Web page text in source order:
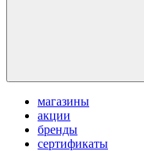
магазины
акции
бренды
сертификаты